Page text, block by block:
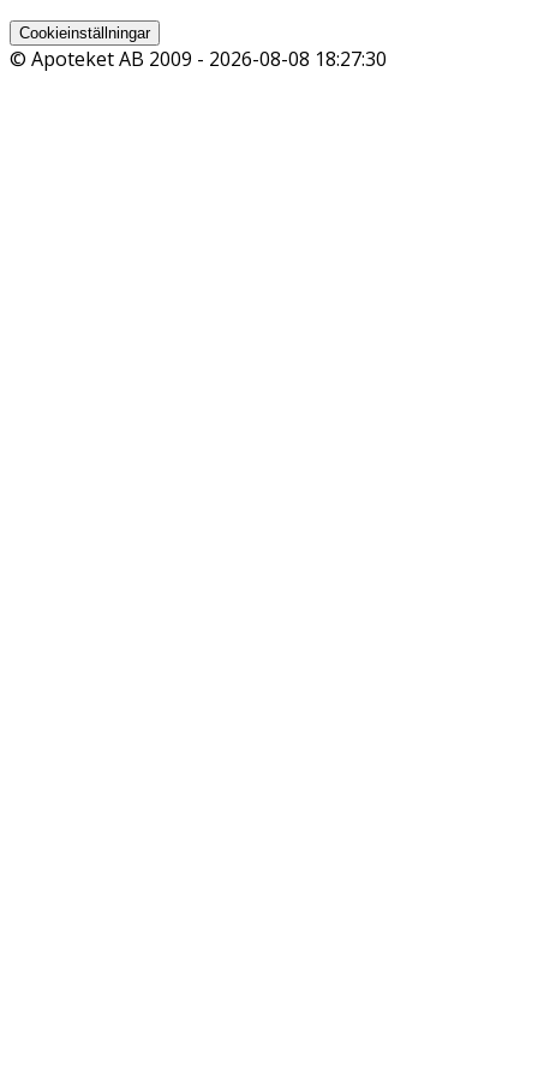
Cookieinställningar
© Apoteket AB 2009 - 2026-08-08 18:27:30